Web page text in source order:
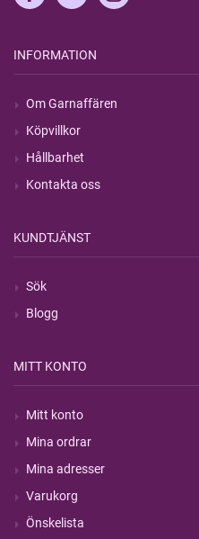
INFORMATION
Om Garnaffären
Köpvillkor
Hållbarhet
Kontakta oss
KUNDTJÄNST
Sök
Blogg
MITT KONTO
Mitt konto
Mina ordrar
Mina adresser
Varukorg
Önskelista